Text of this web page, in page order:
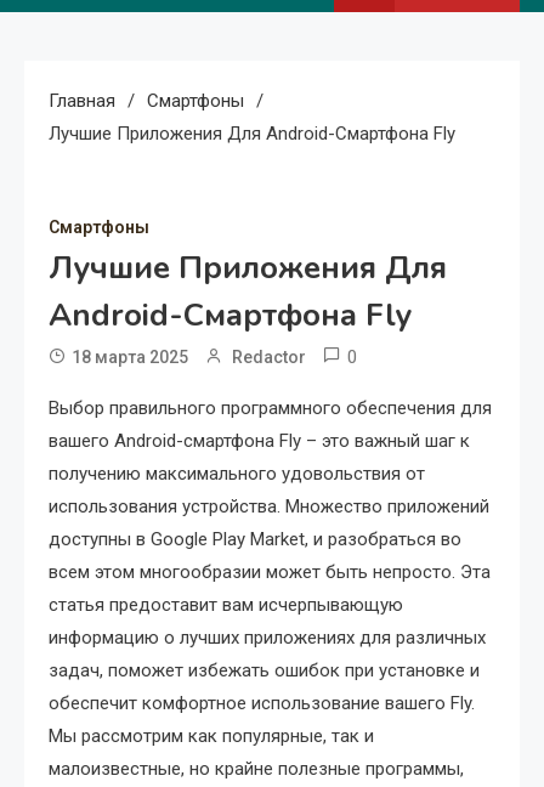
Главная
Смартфоны
Лучшие Приложения Для Android-Смартфона Fly
Смартфоны
Лучшие Приложения Для
Android-Смартфона Fly
18 марта 2025 Redactor 0
Выбор правильного программного обеспечения для
вашего Android-смартфона Fly – это важный шаг к
получению максимального удовольствия от
использования устройства. Множество приложений
доступны в Google Play Market, и разобраться во
всем этом многообразии может быть непросто. Эта
статья предоставит вам исчерпывающую
информацию о лучших приложениях для различных
задач, поможет избежать ошибок при установке и
обеспечит комфортное использование вашего Fly.
Мы рассмотрим как популярные, так и
малоизвестные, но крайне полезные программы,